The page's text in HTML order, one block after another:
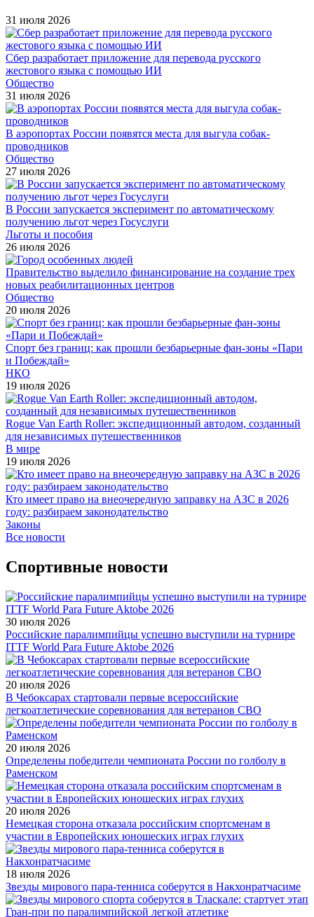
31 июля 2026
Сбер разработает приложение для перевода русского
жестового языка с помощью ИИ
Общество
31 июля 2026
В аэропортах России появятся места для выгула собак-
проводников
Общество
27 июля 2026
В России запускается эксперимент по автоматическому
получению льгот через Госуслуги
Льготы и пособия
26 июля 2026
Правительство выделило финансирование на создание трех
новых реабилитационных центров
Общество
20 июля 2026
Спорт без границ: как прошли безбарьерные фан-зоны «Пари
и Побеждай»
НКО
19 июля 2026
Rogue Van Earth Roller: экспедиционный автодом, созданный
для независимых путешественников
В мире
19 июля 2026
Кто имеет право на внеочередную заправку на АЗС в 2026
году: разбираем законодательство
Законы
Все новости
Спортивные новости
30 июля 2026
Российские паралимпийцы успешно выступили на турнире
ITTF World Para Future Aktobe 2026
20 июля 2026
В Чебоксарах стартовали первые всероссийские
легкоатлетические соревнования для ветеранов СВО
20 июля 2026
Определены победители чемпионата России по голболу в
Раменском
20 июля 2026
Немецкая сторона отказала российским спортсменам в
участии в Европейских юношеских играх глухих
18 июля 2026
Звезды мирового пара-тенниса соберутся в Накхонратчасиме